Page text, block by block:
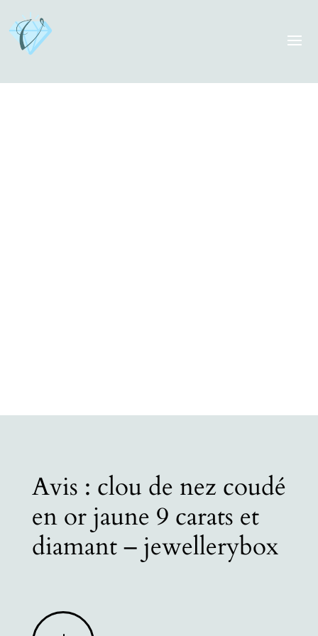
Avis : clou de nez coudé
en or jaune 9 carats et
diamant – jewellerybox